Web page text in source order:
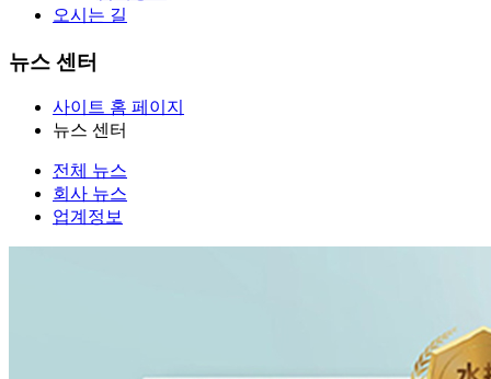
오시는 길
뉴스 센터
사이트 홈 페이지
뉴스 센터
전체 뉴스
회사 뉴스
업계정보